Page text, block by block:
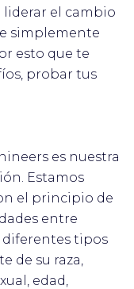
liderar el cambio
simplemente
esto que te
probar tus
es nuestra
Estamos
el principio de
entre
diferentes tipos
de su raza,
edad,